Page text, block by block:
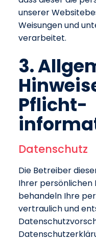
unserer
Weisungen und
verarbeitet.
3.
Pflicht­
Datenschutz
Die Betreiber
Ihrer persönlichen
behandeln Ihre
vertraulich und